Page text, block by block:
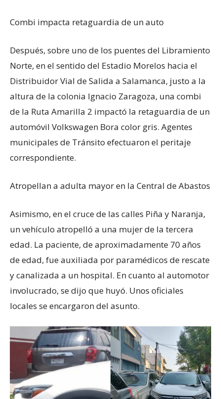
Combi impacta retaguardia de un auto
Después, sobre uno de los puentes del Libramiento
Norte, en el sentido del Estadio Morelos hacia el
Distribuidor Vial de Salida a Salamanca, justo a la
altura de la colonia Ignacio Zaragoza, una combi
de la Ruta Amarilla 2 impactó la retaguardia de un
automóvil Volkswagen Bora color gris. Agentes
municipales de Tránsito efectuaron el peritaje
correspondiente.
Atropellan a adulta mayor en la Central de Abastos
Asimismo, en el cruce de las calles Piña y Naranja,
un vehículo atropelló a una mujer de la tercera
edad. La paciente, de aproximadamente 70 años
de edad, fue auxiliada por paramédicos de rescate
y canalizada a un hospital. En cuanto al automotor
involucrado, se dijo que huyó. Unos oficiales
locales se encargaron del asunto.